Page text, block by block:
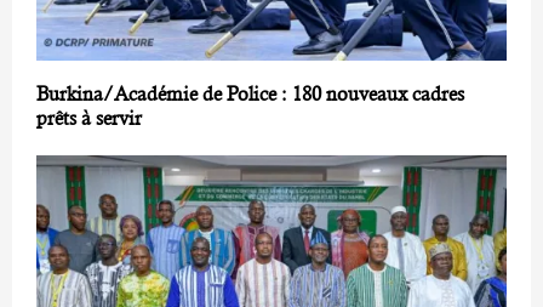
Burkina/Académie de Police : 180 nouveaux cadres
prêts à servir